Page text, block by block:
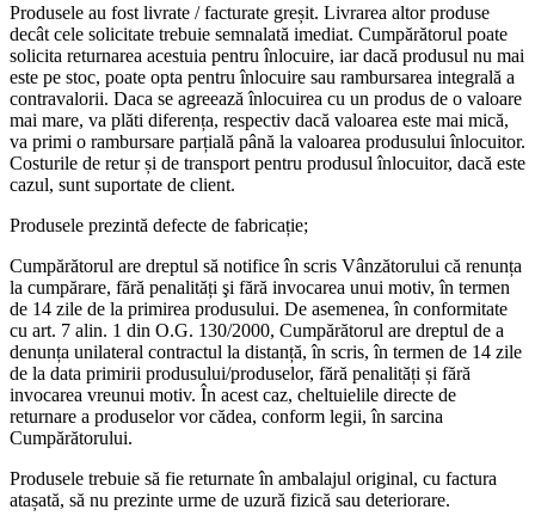
Produsele au fost livrate / facturate greșit. Livrarea altor produse
decât cele solicitate trebuie semnalată imediat. Cumpărătorul poate
solicita returnarea acestuia pentru înlocuire, iar dacă produsul nu mai
este pe stoc, poate opta pentru înlocuire sau rambursarea integrală a
contravalorii. Daca se agreează înlocuirea cu un produs de o valoare
mai mare, va plăti diferența, respectiv dacă valoarea este mai mică,
va primi o rambursare parțială până la valoarea produsului înlocuitor.
Costurile de retur și de transport pentru produsul înlocuitor, dacă este
cazul, sunt suportate de client.
Produsele prezintă defecte de fabricație;
Cumpărătorul are dreptul să notifice în scris Vânzătorului că renunța
la cumpărare, fără penalități şi fără invocarea unui motiv, în termen
de 14 zile de la primirea produsului. De asemenea, în conformitate
cu art. 7 alin. 1 din O.G. 130/2000, Cumpărătorul are dreptul de a
denunța unilateral contractul la distanță, în scris, în termen de 14 zile
de la data primirii produsului/produselor, fără penalități și fără
invocarea vreunui motiv. În acest caz, cheltuielile directe de
returnare a produselor vor cădea, conform legii, în sarcina
Cumpărătorului.
Produsele trebuie să fie returnate în ambalajul original, cu factura
atașată, să nu prezinte urme de uzură fizică sau deteriorare.